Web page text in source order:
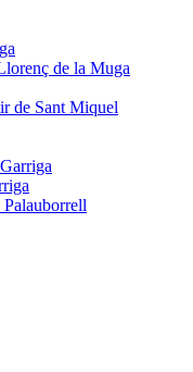
de la Muga
de Sant Miquel
Palauborrell